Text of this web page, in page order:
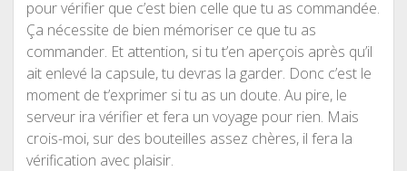
pour vérifier que c’est bien celle que tu as commandée.
Ça nécessite de bien mémoriser ce que tu as
commander. Et attention, si tu t’en aperçois après qu’il
ait enlevé la capsule, tu devras la garder. Donc c’est le
moment de t’exprimer si tu as un doute. Au pire, le
serveur ira vérifier et fera un voyage pour rien. Mais
crois-moi, sur des bouteilles assez chères, il fera la
vérification avec plaisir.